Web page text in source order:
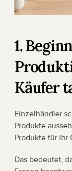
1.
Käufer
Einzelhändler
Produkte
Produkte für ihr
Das bedeutet,